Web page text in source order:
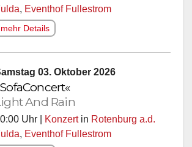
, Eventhof Fullestrom
mehr Details
03. Oktober 2026
And Rain
Uhr | Konzertin Rotenburg a.d.
, Eventhof Fullestrom